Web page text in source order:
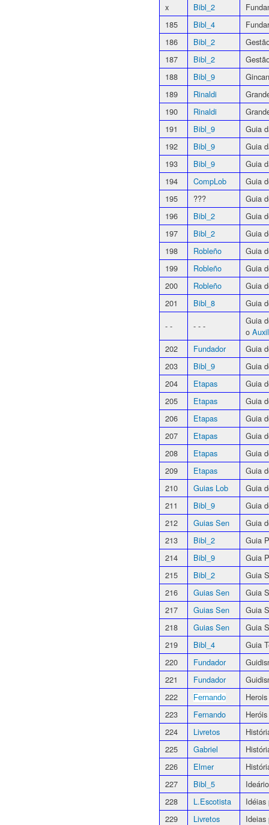
x Bibl_2
185
Bibl_4
186
Bibl_2
187
Bibl_2
188
Bibl_9
189
Rinaldi
190
Rinaldi
191
Bibl_9
Guia
192
Bibl_9
Guia
193
Bibl_9
Guia
194
CompLob
Guia
195
???
Guia
196
Bibl_2
Guia
197
Bibl_2
Guia
198
Robleño
Guia
199
Robleño
Guia
200
Robleño
Guia
201
Bibl_8
Guia
- -
- - -
Guia
o
202
Fundador
Guia
203
Bibl_9
Guia
204
Etapas
Guia
205
Etapas
Guia
206
Etapas
Guia
207
Etapas
Guia
208
Etapas
Guia
209
Etapas
Guia
210
Guias Lob
Guia
211
Bibl_9
Guia
212
Guias Sen
Guia
213
Bibl_2
Guia
214
Bibl_9
Guia
215
Bibl_2
Guia
216
Guias Sen
Guia
217
Guias Sen
Guia
218
Guias Sen
Guia
219
Bibl_4
Guia
220
Fundador
221
Fundador
222
Fernando
223
Fernando
224
Livretos
225
Gabriel
226
Elmer
227
Bibl_5
228
L.Escotista
Idéias
229
Livretos Ideias